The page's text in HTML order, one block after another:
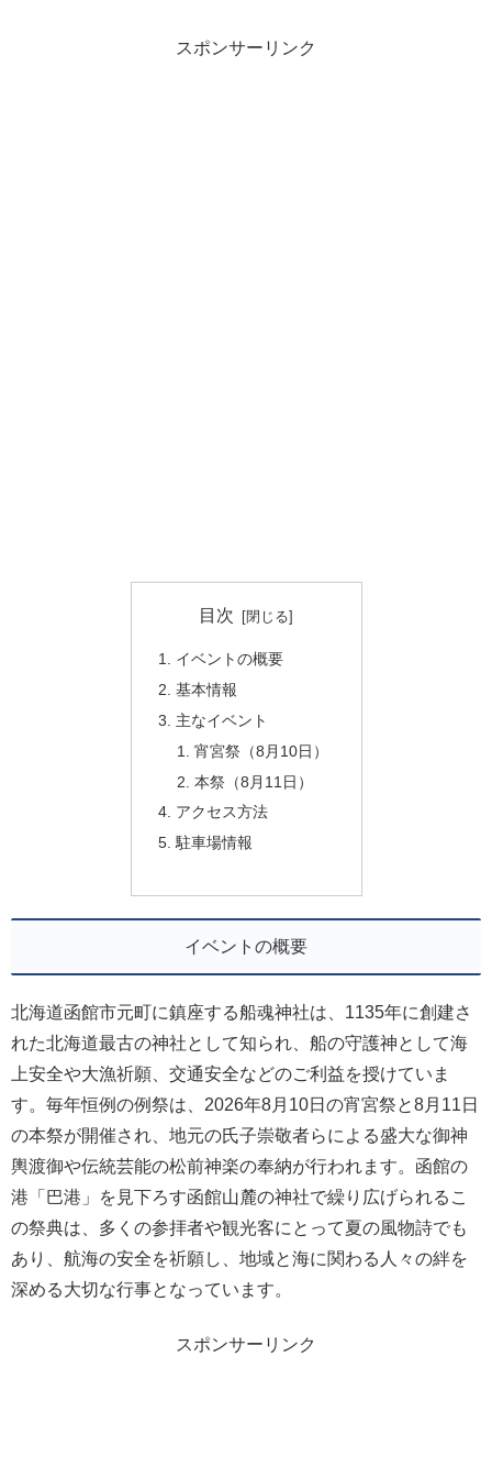
スポンサーリンク
目次
イベントの概要
基本情報
主なイベント
宵宮祭（8月10日）
本祭（8月11日）
アクセス方法
駐車場情報
イベントの概要
北海道函館市元町に鎮座する船魂神社は、1135年に創建さ
れた北海道最古の神社として知られ、船の守護神として海
上安全や大漁祈願、交通安全などのご利益を授けていま
す。毎年恒例の例祭は、2026年8月10日の宵宮祭と8月11日
の本祭が開催され、地元の氏子崇敬者らによる盛大な御神
輿渡御や伝統芸能の松前神楽の奉納が行われます。函館の
港「巴港」を見下ろす函館山麓の神社で繰り広げられるこ
の祭典は、多くの参拝者や観光客にとって夏の風物詩でも
あり、航海の安全を祈願し、地域と海に関わる人々の絆を
深める大切な行事となっています。
スポンサーリンク